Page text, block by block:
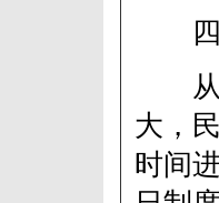
四
从
大，
时间